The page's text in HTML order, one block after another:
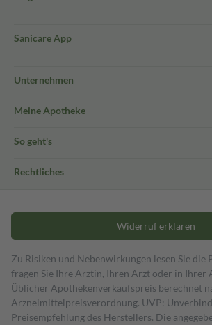
Sanicare App
Unternehmen
Meine Apotheke
So geht's
Rechtliches
Widerruf erklären
Zu Risiken und Nebenwirkungen lesen Sie die
fragen Sie Ihre Ärztin, Ihren Arzt oder in Ihrer
Üblicher Apothekenverkaufspreis berechnet
Arzneimittelpreisverordnung. UVP:
Preisempfehlung des Herstellers. Die